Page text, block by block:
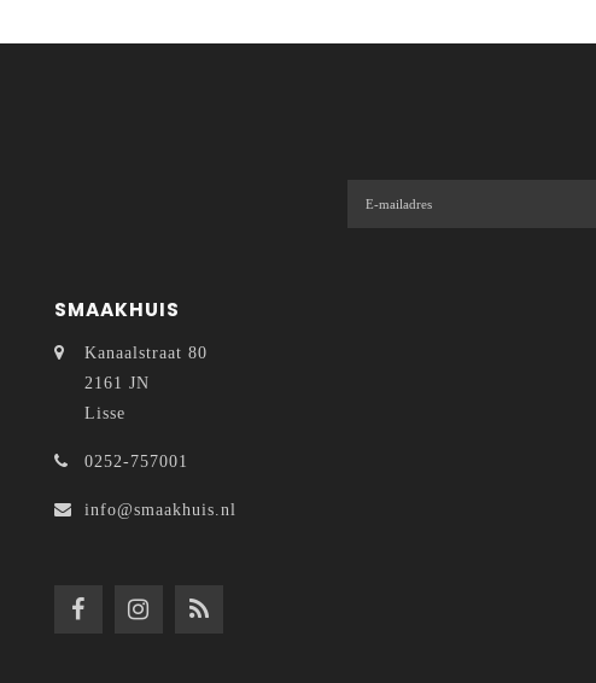
SMAAKHUIS
Kanaalstraat 80
2161 JN
Lisse
0252-757001
info@smaakhuis.nl